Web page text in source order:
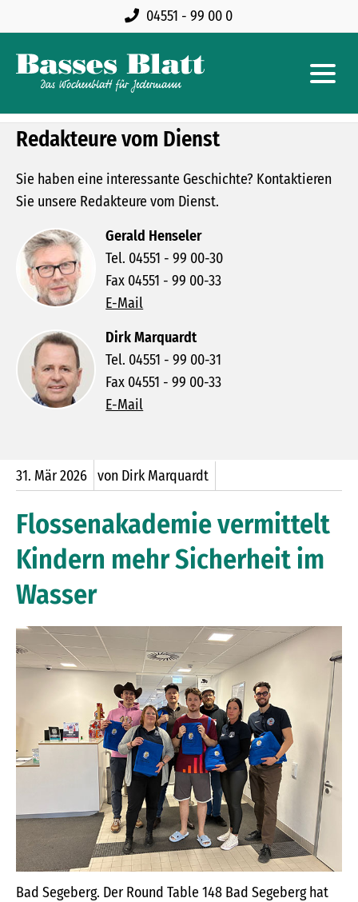
04551 - 99 00 0
Redakteure vom Dienst
Sie haben eine interessante Geschichte? Kontaktieren
Sie unsere Redakteure vom Dienst.
Gerald Henseler
Tel. 04551 - 99 00-30
Fax 04551 - 99 00-33
E-Mail
Dirk Marquardt
Tel. 04551 - 99 00-31
Fax 04551 - 99 00-33
E-Mail
31. Mär2026 von Dirk Marquardt
Flossenakademie vermittelt
Kindern mehr Sicherheit im
Wasser
Bad Segeberg. Der Round Table 148 Bad Segeberg hat